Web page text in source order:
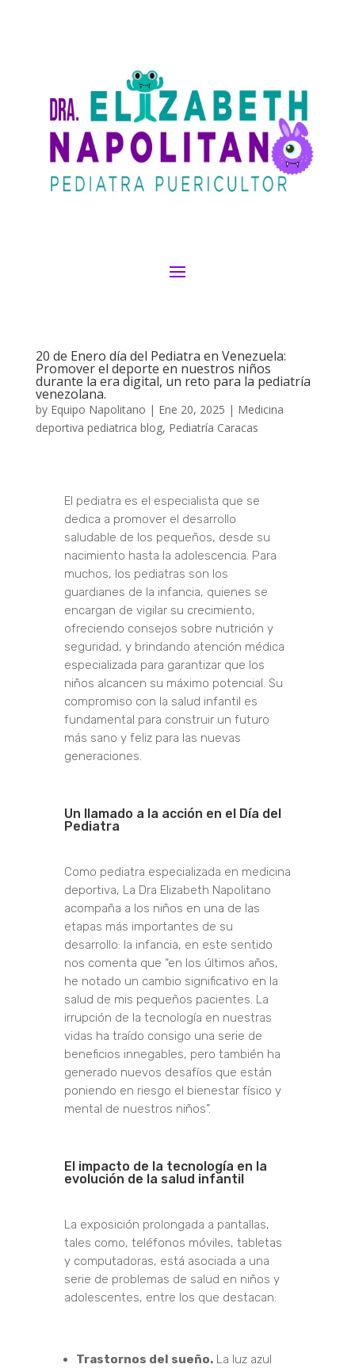
20 de Enero día del Pediatra en Venezuela:
Promover el deporte en nuestros niños
durante la era digital, un reto para la pediatría
venezolana.
by Equipo Napolitano | Ene 20, 2025 | Medicina
deportiva pediatrica blog, Pediatría Caracas
El pediatra es el especialista que se
dedica a promover el desarrollo
saludable de los pequeños, desde su
nacimiento hasta la adolescencia. Para
muchos, los pediatras son los
guardianes de la infancia, quienes se
encargan de vigilar su crecimiento,
ofreciendo consejos sobre nutrición y
seguridad, y brindando atención médica
especializada para garantizar que los
niños alcancen su máximo potencial. Su
compromiso con la salud infantil es
fundamental para construir un futuro
más sano y feliz para las nuevas
generaciones.
Un llamado a la acción en el Día del
Pediatra
Como pediatra especializada en medicina
deportiva, La Dra Elizabeth Napolitano
acompaña a los niños en una de las
etapas más importantes de su
desarrollo: la infancia, en este sentido
nos comenta que “en los últimos años,
he notado un cambio significativo en la
salud de mis pequeños pacientes. La
irrupción de la tecnología en nuestras
vidas ha traído consigo una serie de
beneficios innegables, pero también ha
generado nuevos desafíos que están
poniendo en riesgo el bienestar físico y
mental de nuestros niños”.
El impacto de la tecnología en la
evolución de la salud infantil
La exposición prolongada a pantallas,
tales como, teléfonos móviles, tabletas
y computadoras, está asociada a una
serie de problemas de salud en niños y
adolescentes, entre los que destacan:
Trastornos del sueño.La luz azul